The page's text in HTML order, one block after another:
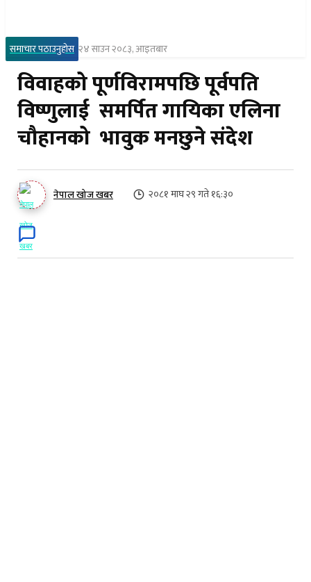
समाचार पठाउनुहोस २४ साउन २०८३, आइतबार
विवाहको पूर्णविरामपछि पूर्वपति
विष्णुलाई समर्पित गायिका एलिना
चौहानको भावुक मनछुने संदेश
नेपाल खोज खबर २०८१ माघ २९ गते १६:३०